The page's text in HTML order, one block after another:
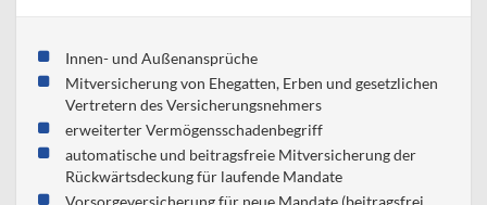
Innen- und Außenansprüche
Mitversicherung von Ehegatten, Erben und gesetzlichen
Vertretern des Versicherungsnehmers
erweiterter Vermögensschadenbegriff
automatische und beitragsfreie Mitversicherung der
Rückwärtsdeckung für laufende Mandate
Vorsorgeversicherung für neue Mandate (beitragsfrei